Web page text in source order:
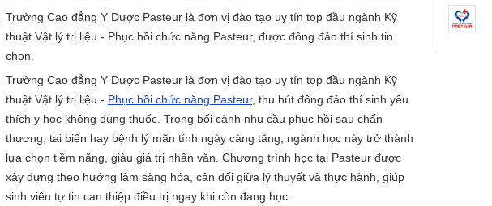
Trường Cao đẳng Y Dược Pasteur là đơn vị đào tạo uy tín top đầu ngành Kỹ
thuật Vật lý trị liệu - Phục hồi chức năng Pasteur, được đông đảo thí sinh tin
chọn.
Trường Cao đẳng Y Dược Pasteur là đơn vị đào tạo uy tín top đầu ngành Kỹ
thuật Vật lý trị liệu - Phục hồi chức năng Pasteur, thu hút đông đảo thí sinh yêu
thích y học không dùng thuốc. Trong bối cảnh nhu cầu phục hồi sau chấn
thương, tai biến hay bệnh lý mãn tính ngày càng tăng, ngành học này trở thành
lựa chọn tiềm năng, giàu giá trị nhân văn. Chương trình học tại Pasteur được
xây dựng theo hướng lâm sàng hóa, cân đối giữa lý thuyết và thực hành, giúp
sinh viên tự tin can thiệp điều trị ngay khi còn đang học.